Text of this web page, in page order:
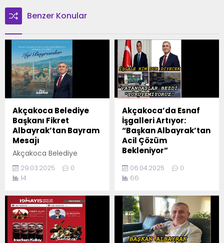
Benzer Konular
Akçakoca Belediye
Başkanı Fikret
Albayrak’tan Bayram
Mesajı
Akçakoca Belediye
Başkanı Fikret Albayrak,
yaklaşan bayram
dolayısıyla bir mesaj
yayımladı. Başkan
Albayrak, mesajında
bayramın birlik, beraberlik
ve kardeşlik duygularını
pekiştiren önemli bir
29.03.2025
0
14
Akçakoca’da Esnaf
İşgalleri Artıyor:
“Başkan Albayrak’tan
Acil Çözüm
Bekleniyor”
Akçakoca’da son
günlerde esnafların yol
ve kaldırımları işgal
etmeye devam etmesi,
vatandaşların tepkisini
artırdı. Kaldırımların
esnaflar tarafından işgal
edilmesi nedeniyle
06.04.2025
0
66